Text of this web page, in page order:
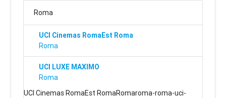
Roma
UCI Cinemas RomaEst Roma
Roma
UCI LUXE MAXIMO
Roma
UCI Cinemas RomaEst RomaRomaroma-roma-uci-